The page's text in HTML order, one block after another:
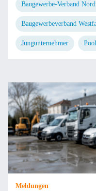
Baugewerbe-Verband
Baugewerbeverband
Jungunternehmer
Meldungen